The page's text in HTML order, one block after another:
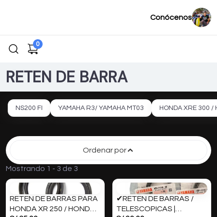
Conócenos
0
RETEN DE BARRA
NS200 FI YAMAHA R3/ YAMAHA MT03 HONDA XRE 300 /
Mostrando 1 - 3 de 3
Ordenar por
RETEN DE BARRAS PARA
HONDA XR 250 / HONDA
✔RETEN DE BARRAS /
TELESCOPICAS |